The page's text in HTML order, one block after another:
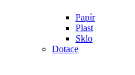
Papír
Plast
Sklo
Dotace